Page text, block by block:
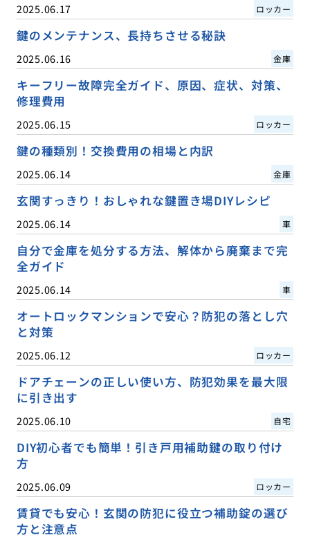
2025.06.17 ロッカー
鍵のメンテナンス、長持ちさせる秘訣
2025.06.16 金庫
キーフリー故障完全ガイド、原因、症状、対策、
修理費用
2025.06.15 ロッカー
鍵の種類別！交換費用の相場と内訳
2025.06.14 金庫
玄関すっきり！おしゃれな鍵置き場DIYレシピ
2025.06.14 車
自分で金庫を処分する方法、解体から廃棄まで完
全ガイド
2025.06.14 車
オートロックマンションで安心？防犯の落とし穴
と対策
2025.06.12 ロッカー
ドアチェーンの正しい使い方、防犯効果を最大限
に引き出す
2025.06.10 自宅
DIY初心者でも簡単！引き戸用補助鍵の取り付け
方
2025.06.09 ロッカー
賃貸でも安心！玄関の防犯に役立つ補助錠の選び
方と注意点